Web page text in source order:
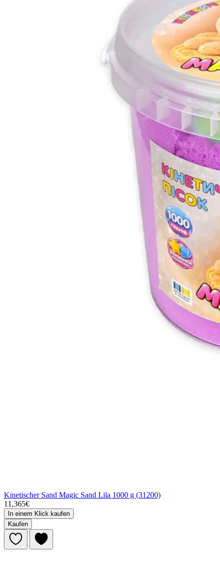
Kinetischer Sand Magic Sand Lila 1000 g (31200)
11,365€
In einem Klick kaufen
Kaufen